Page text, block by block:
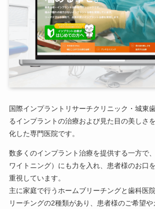
国際インプラントリサーチクリニック・城東
るインプラントの治療および見た目の美しさ
化した専門医院です。
数多くのインプラント治療を提供する一方で
ワイトニング）にも力を入れ、患者様のお口
重視しています。
主に家庭で行うホームブリーチングと歯科医
リーチングの2種類があり、患者様のご希望